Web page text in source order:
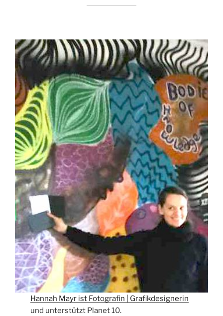
Hannah Mayr ist Fotografin | Grafikdesignerin
und unterstützt Planet 10.